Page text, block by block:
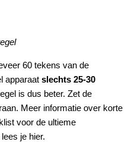
60 tekens van de
apparaat slechts 25-30
is dus beter. Zet de
Meer informatie over korte
voor de ultieme
lees je hier.